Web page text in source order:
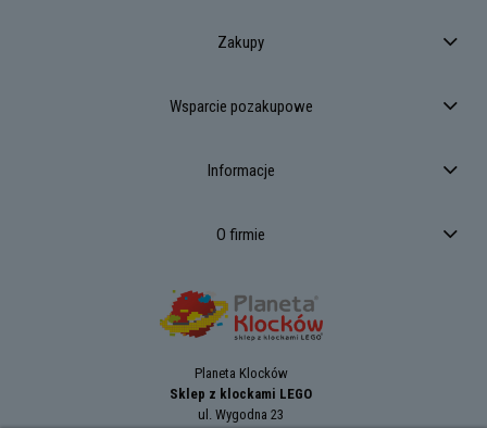
Zakupy
Wsparcie pozakupowe
Informacje
O firmie
Planeta Klocków
Sklep z klockami LEGO
ul. Wygodna 23